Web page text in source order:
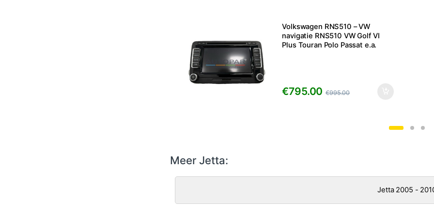
Volkswagen RNS510 – VW
navigatie RNS510 VW Golf VI
Plus Touran Polo Passat e.a.
€795.00 €995.00
Meer Jetta:
Jetta 2005 -